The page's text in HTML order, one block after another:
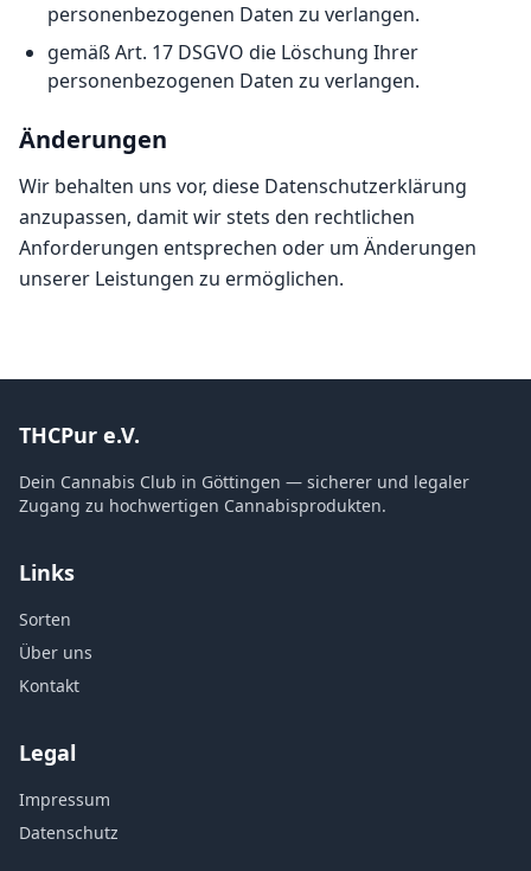
personenbezogenen Daten zu verlangen.
gemäß Art. 17 DSGVO die Löschung Ihrer
personenbezogenen Daten zu verlangen.
Änderungen
Wir behalten uns vor, diese Datenschutzerklärung
anzupassen, damit wir stets den rechtlichen
Anforderungen entsprechen oder um Änderungen
unserer Leistungen zu ermöglichen.
THCPur e.V.
Dein Cannabis Club in Göttingen — sicherer und legaler
Zugang zu hochwertigen Cannabisprodukten.
Links
Sorten
Über uns
Kontakt
Legal
Impressum
Datenschutz